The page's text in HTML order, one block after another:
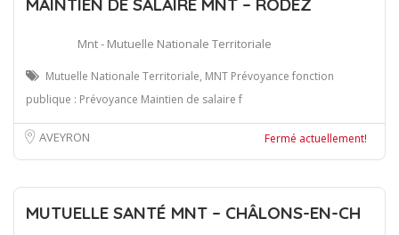
Mnt - Mutuelle Nationale Territoriale
Mutuelle Nationale Territoriale, MNT Prévoyance fonction
publique : Prévoyance Maintien de salaire f
AVEYRON Fermé actuellement!
MUTUELLE SANTÉ MNT – CHÂLONS-EN-CH